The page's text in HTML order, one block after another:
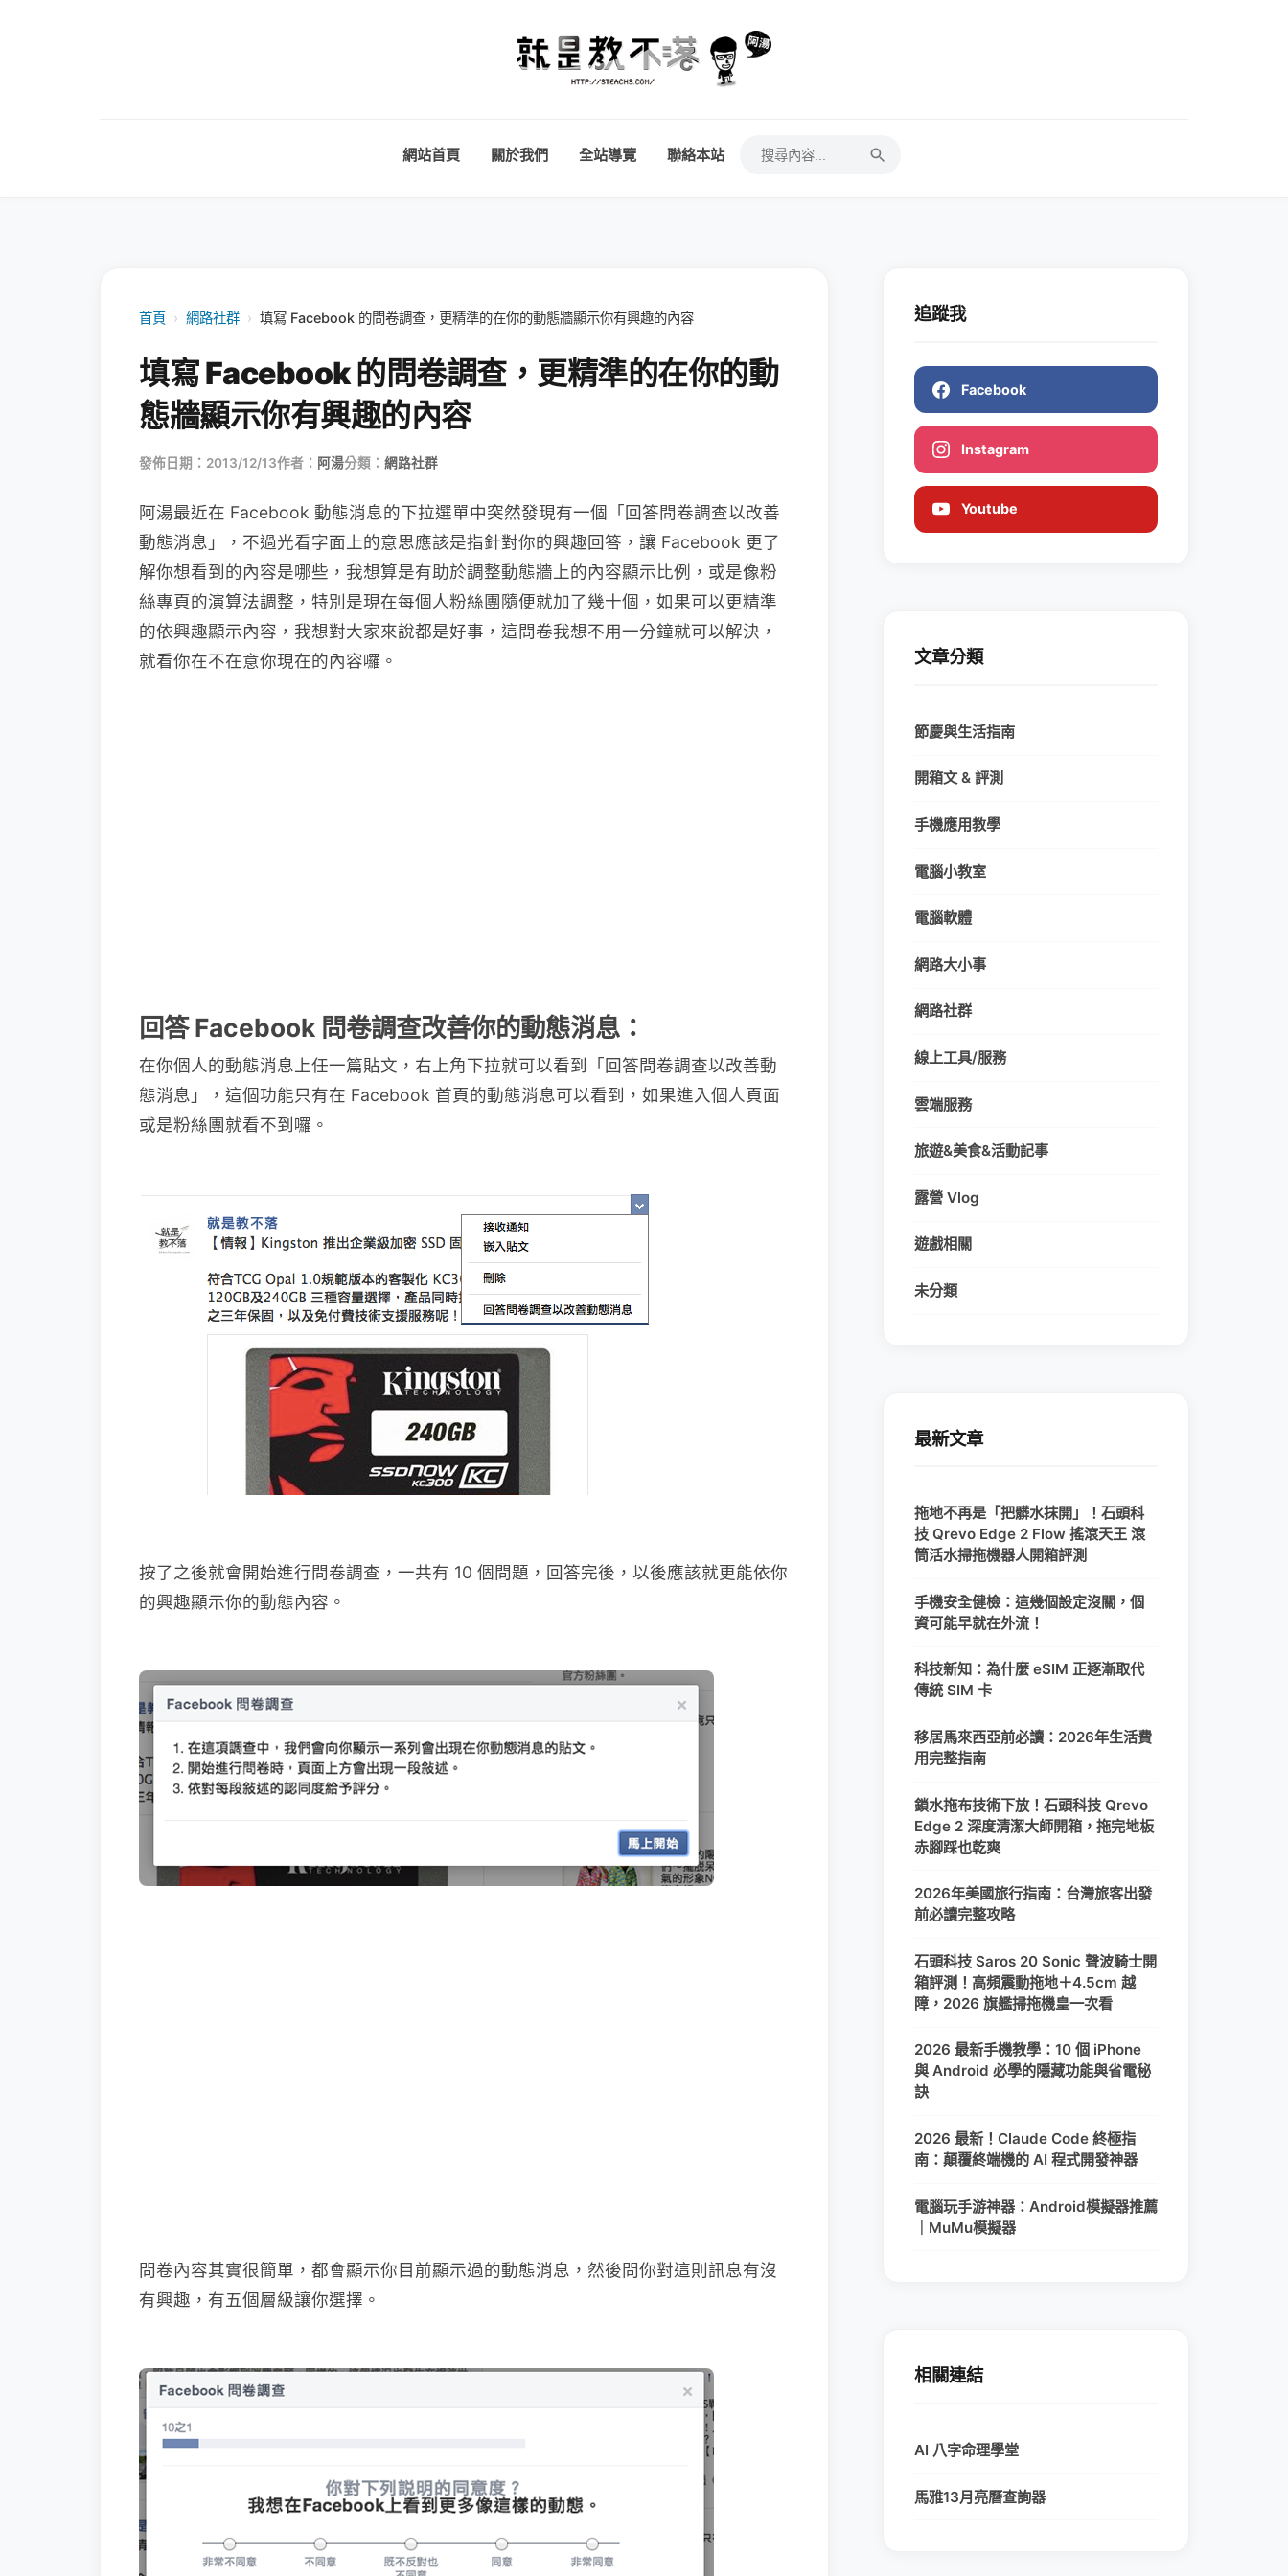
網站首頁 關於我們 全站導覽 聯絡本站
首頁 › 網路社群 › 填寫 Facebook 的問卷調查，更精準的在你的動態牆顯示你有興趣的內容
填寫 Facebook 的問卷調查，更精準的在你的動
態牆顯示你有興趣的內容
發佈日期：2013/12/13作者： 阿湯分類： 網路社群
阿湯最近在 Facebook 動態消息的下拉選單中突然發現有一個「回答問卷調查以改善
動態消息」，不過光看字面上的意思應該是指針對你的興趣回答，讓 Facebook 更了
解你想看到的內容是哪些，我想算是有助於調整動態牆上的內容顯示比例，或是像粉
絲專頁的演算法調整，特別是現在每個人粉絲團隨便就加了幾十個，如果可以更精準
的依興趣顯示內容，我想對大家來說都是好事，這問卷我想不用一分鐘就可以解決，
就看你在不在意你現在的內容囉。
回答 Facebook 問卷調查改善你的動態消息：
在你個人的動態消息上任一篇貼文，右上角下拉就可以看到「回答問卷調查以改善動
態消息」，這個功能只有在 Facebook 首頁的動態消息可以看到，如果進入個人頁面
或是粉絲團就看不到囉。
按了之後就會開始進行問卷調查，一共有 10 個問題，回答完後，以後應該就更能依你
的興趣顯示你的動態內容。
問卷內容其實很簡單，都會顯示你目前顯示過的動態消息，然後問你對這則訊息有沒
有興趣，有五個層級讓你選擇。
追蹤我
Facebook
Instagram
Youtube
文章分類
節慶與生活指南
開箱文 & 評測
手機應用教學
電腦小教室
電腦軟體
網路大小事
網路社群
線上工具/服務
雲端服務
旅遊&美食&活動記事
露營 Vlog
遊戲相關
未分類
最新文章
拖地不再是「把髒水抹開」！石頭科
技 Qrevo Edge 2 Flow 搖滾天王 滾
筒活水掃拖機器人開箱評測
手機安全健檢：這幾個設定沒關，個
資可能早就在外流！
科技新知：為什麼 eSIM 正逐漸取代
傳統 SIM 卡
移居馬來西亞前必讀：2026年生活費
用完整指南
鎖水拖布技術下放！石頭科技 Qrevo
Edge 2 深度清潔大師開箱，拖完地板
赤腳踩也乾爽
2026年美國旅行指南：台灣旅客出發
前必讀完整攻略
石頭科技 Saros 20 Sonic 聲波騎士開
箱評測！高頻震動拖地＋4.5cm 越
障，2026 旗艦掃拖機皇一次看
2026 最新手機教學：10 個 iPhone
與 Android 必學的隱藏功能與省電秘
訣
2026 最新！Claude Code 終極指
南：顛覆終端機的 AI 程式開發神器
電腦玩手游神器：Android模擬器推薦
｜MuMu模擬器
相關連結
AI 八字命理學堂
馬雅13月亮曆查詢器